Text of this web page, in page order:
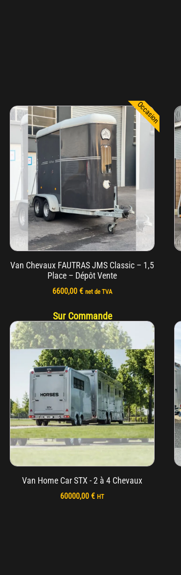
Van Chevaux FAUTRAS JMS Classic – 1,5
Place – Dépôt Vente
6600,00 € net de TVA
Occasion
Van Home Car STX - 2 à 4 Chevaux
60000,00 € HT
Sur Commande